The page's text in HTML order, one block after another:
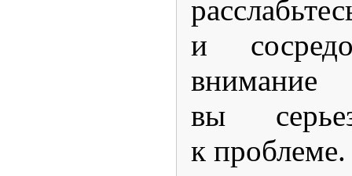
и
вы
к проблеме.